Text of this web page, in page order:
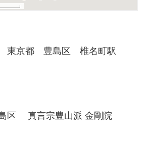
東京都 豊島区 椎名町駅
区 真言宗豊山派 金剛院